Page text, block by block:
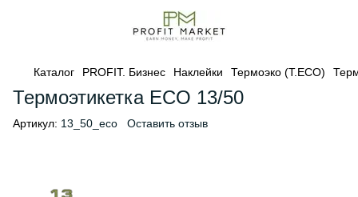
Каталог PROFIT. Бизнес Наклейки Термоэко (Т.ЕСО)
Термоэтикетка ECO 13/50
Артикул: 13_50_eco Оставить отзыв